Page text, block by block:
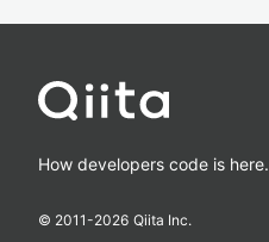
How developers code is here.
© 2011-2026 Qiita Inc.